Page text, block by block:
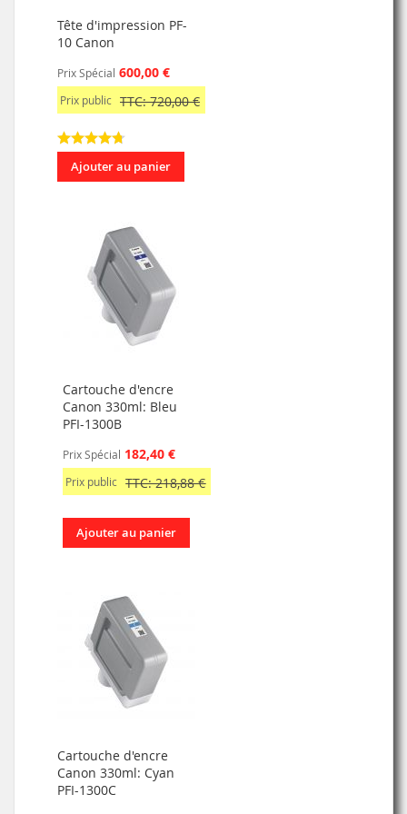
Tête d'impression PF-
10 Canon
Prix Spécial 600,00 €
Prix public TTC: 720,00 €
Ajouter au panier
Cartouche d'encre
Canon 330ml: Bleu
PFI-1300B
Prix Spécial 182,40 €
Prix public TTC: 218,88 €
Ajouter au panier
Cartouche d'encre
Canon 330ml: Cyan
PFI-1300C